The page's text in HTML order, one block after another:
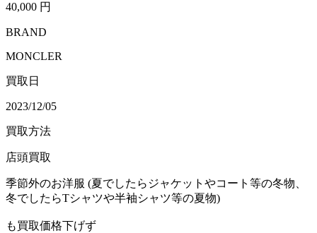
40,000 円
BRAND
MONCLER
買取日
2023/12/05
買取方法
店頭買取
季節外のお洋服 (夏でしたらジャケットやコート等の冬物、
冬でしたらTシャツや半袖シャツ等の夏物)
も買取価格下げず